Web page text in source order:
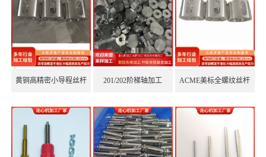
轴芯加工
不锈钢接头
显微镜小模数黄铜滑台齿条
钨钢抗震刀杆
电脑锣加工
黄铜高精密小导程丝杆 201/202阶梯轴加工 ACME美标全螺纹丝杆